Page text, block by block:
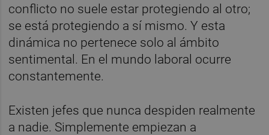
conflicto no suele estar protegiendo al otro;
se está protegiendo a sí mismo. Y esta
dinámica no pertenece solo al ámbito
sentimental. En el mundo laboral ocurre
constantemente.
Existen jefes que nunca despiden realmente
a nadie. Simplemente empiezan a